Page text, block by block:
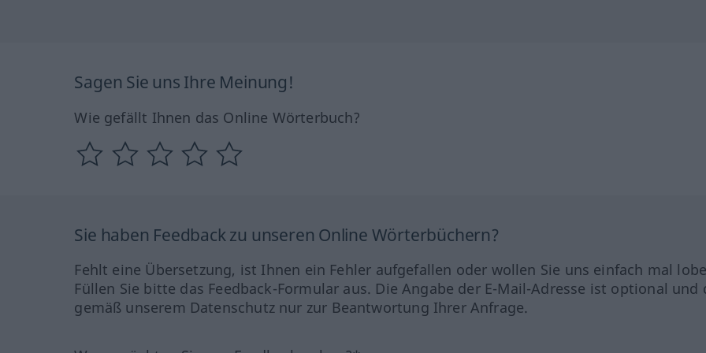
Sagen Sie uns Ihre Meinung!
Wie gefällt Ihnen das Online Wörterbuch?
Sie haben Feedback zu unseren Online Wörterbüchern?
Fehlt eine Übersetzung, ist Ihnen ein Fehler aufgefallen oder wollen Sie uns einfach mal
Füllen Sie bitte das Feedback-Formular aus. Die Angabe der E-Mail-Adresse ist optional und
gemäß unserem Datenschutz nur zur Beantwortung Ihrer Anfrage.